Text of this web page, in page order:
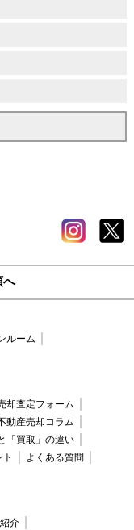
へ
ルーム
却査定フォーム
動産売却コラム
「買取」の違い
よくある質問
介